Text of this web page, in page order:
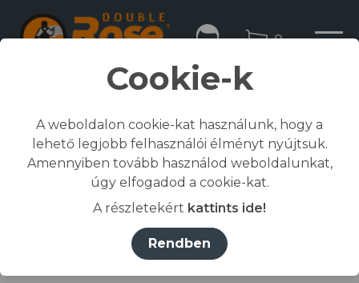
0
Kezdőlap
Összes termék
Munkaruházat
póló, ing, blúz
RIMECK® Póló férfi üvegzöld S
Cookie-k
A weboldalon cookie-kat használunk, hogy a
lehető legjobb felhasználói élményt nyújtsuk.
Amennyiben tovább használod weboldalunkat,
úgy elfogadod a cookie-kat.
A részletekért kattints ide!
Rendben